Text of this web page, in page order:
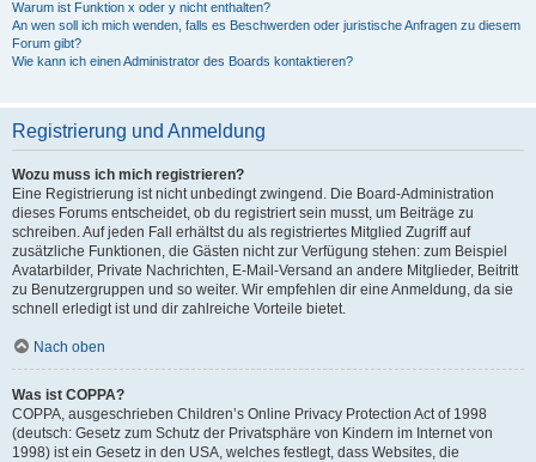
Warum ist Funktion x oder y nicht enthalten?
An wen soll ich mich wenden, falls es Beschwerden oder juristische Anfragen zu diesem
Forum gibt?
Wie kann ich einen Administrator des Boards kontaktieren?
Registrierung und Anmeldung
Wozu muss ich mich registrieren?
Eine Registrierung ist nicht unbedingt zwingend. Die Board-Administration
dieses Forums entscheidet, ob du registriert sein musst, um Beiträge zu
schreiben. Auf jeden Fall erhältst du als registriertes Mitglied Zugriff auf
zusätzliche Funktionen, die Gästen nicht zur Verfügung stehen: zum Beispiel
Avatarbilder, Private Nachrichten, E-Mail-Versand an andere Mitglieder, Beitritt
zu Benutzergruppen und so weiter. Wir empfehlen dir eine Anmeldung, da sie
schnell erledigt ist und dir zahlreiche Vorteile bietet.
Nach oben
Was ist COPPA?
COPPA, ausgeschrieben Children’s Online Privacy Protection Act of 1998
(deutsch: Gesetz zum Schutz der Privatsphäre von Kindern im Internet von
1998) ist ein Gesetz in den USA, welches festlegt, dass Websites, die